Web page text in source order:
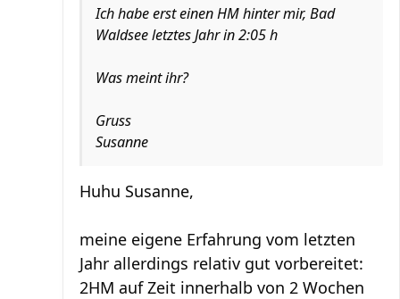
Ich habe erst einen HM hinter mir, Bad
Waldsee letztes Jahr in 2:05 h
Was meint ihr?
Gruss
Susanne
Huhu Susanne,
meine eigene Erfahrung vom letzten
Jahr allerdings relativ gut vorbereitet:
2HM auf Zeit innerhalb von 2 Wochen